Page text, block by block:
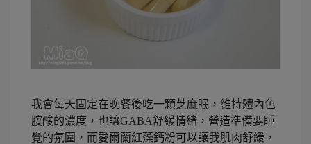
我會每天固定在晚餐後吃一顆芝麻眠，維持體內色
胺酸的濃度，也讓GABA舒緩情緒，營造準備要睡
覺的氛圍，而愛爾蘭紅藻鈣粉可以讓我肌肉舒緩，